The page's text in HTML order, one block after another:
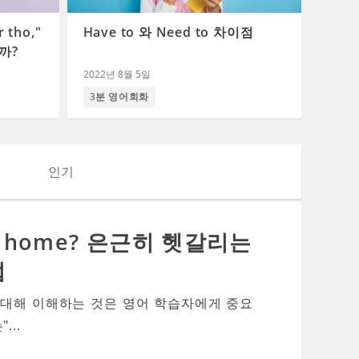
tho,"
?
Have to 와 Need to 차이점
2022년 8월 5일
3분 영어회화
인기
은근히 헷갈리는
해 이해하는 것은 영어 학습자에게 중요
"...